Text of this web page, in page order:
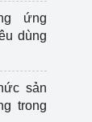
ứng
dùng
sản
trong